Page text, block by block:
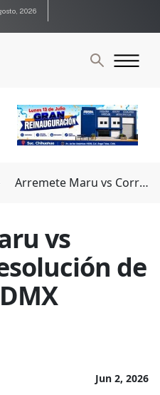
2026
Arremete Maru vs Corral
vs
de
Jun 2, 2026